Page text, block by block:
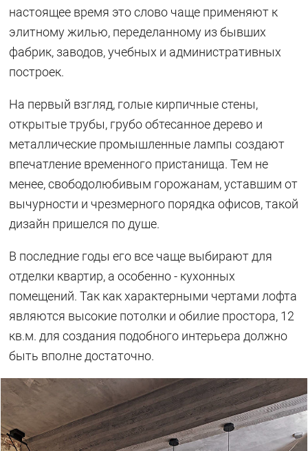
настоящее время это слово чаще применяют к
элитному жилью, переделанному из бывших
фабрик, заводов, учебных и административных
построек.
На первый взгляд, голые кирпичные стены,
открытые трубы, грубо обтесанное дерево и
металлические промышленные лампы создают
впечатление временного пристанища. Тем не
менее, свободолюбивым горожанам, уставшим от
вычурности и чрезмерного порядка офисов, такой
дизайн пришелся по душе.
В последние годы его все чаще выбирают для
отделки квартир, а особенно - кухонных
помещений. Так как характерными чертами лофта
являются высокие потолки и обилие простора, 12
кв.м. для создания подобного интерьера должно
быть вполне достаточно.